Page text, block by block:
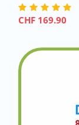
CHF 169.90